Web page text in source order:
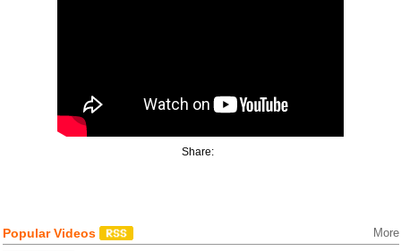
Share:
Popular Videos More